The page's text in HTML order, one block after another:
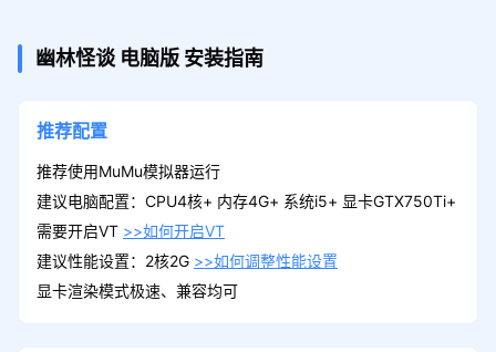
幽林怪谈 电脑版 安装指南
推荐配置
推荐使用MuMu模拟器运行
建议电脑配置：CPU4核+ 内存4G+ 系统i5+ 显卡GTX750Ti+
需要开启VT >>如何开启VT
建议性能设置：2核2G >>如何调整性能设置
显卡渲染模式极速、兼容均可